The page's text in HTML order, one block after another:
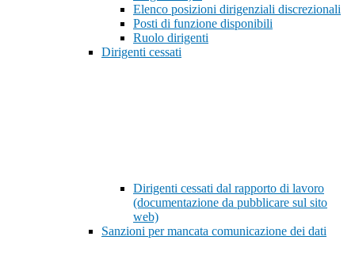
Elenco posizioni dirigenziali discrezionali
Posti di funzione disponibili
Ruolo dirigenti
Dirigenti cessati
Dirigenti cessati dal rapporto di lavoro
(documentazione da pubblicare sul sito
web)
Sanzioni per mancata comunicazione dei dati